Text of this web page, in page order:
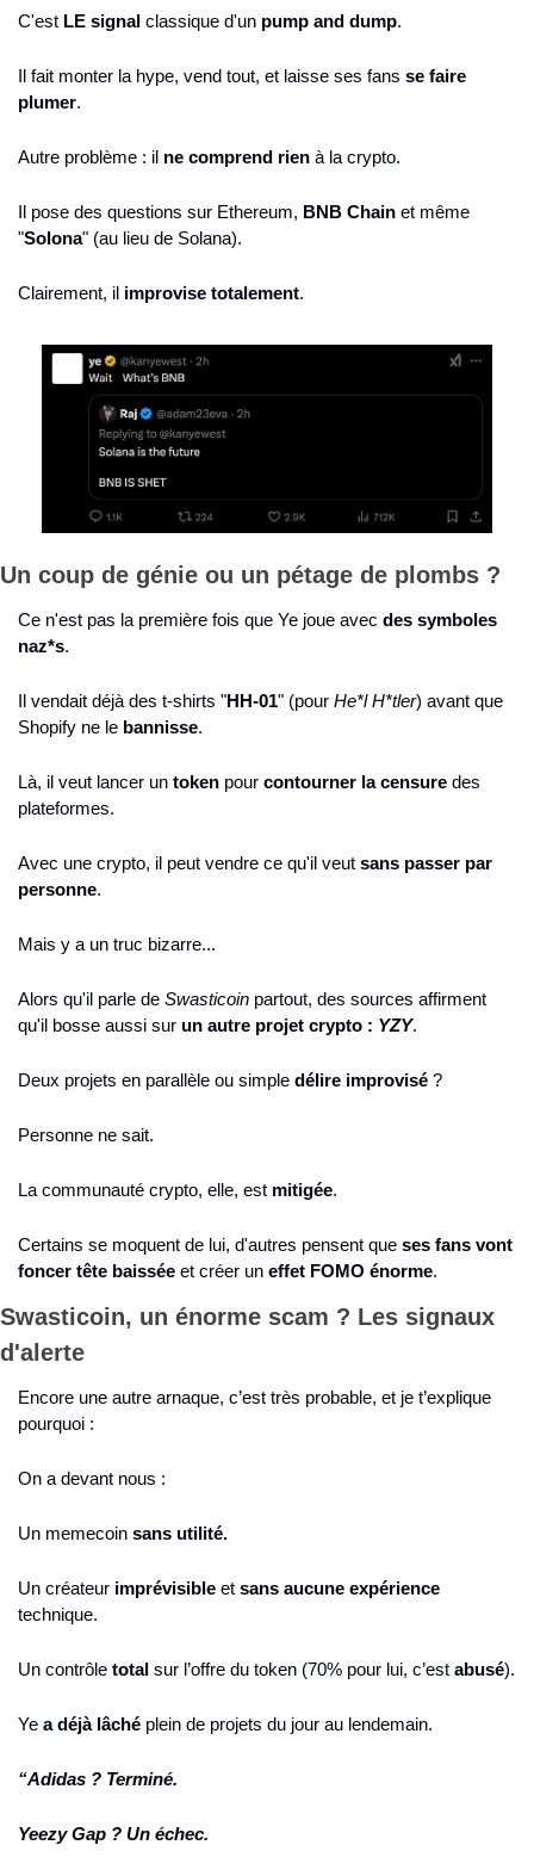
C'est LE signal classique d'un pump and dump.
Il fait monter la hype, vend tout, et laisse ses fans se faire
plumer.
Autre problème : il ne comprend rien à la crypto.
Il pose des questions sur Ethereum, BNB Chain et même
"Solona" (au lieu de Solana).
Clairement, il improvise totalement.
Un coup de génie ou un pétage de plombs ?
Ce n'est pas la première fois que Ye joue avec des symboles
naz*s.
Il vendait déjà des t-shirts "HH-01" (pour He*l H*tler) avant que
Shopify ne le bannisse.
Là, il veut lancer un token pour contourner la censure des
plateformes.
Avec une crypto, il peut vendre ce qu'il veut sans passer par
personne.
Mais y a un truc bizarre...
Alors qu'il parle de Swasticoin partout, des sources affirment
qu'il bosse aussi sur un autre projet crypto : YZY.
Deux projets en parallèle ou simple délire improvisé ?
Personne ne sait.
La communauté crypto, elle, est mitigée.
Certains se moquent de lui, d'autres pensent que ses fans vont
foncer tête baissée et créer un effet FOMO énorme.
Swasticoin, un énorme scam ? Les signaux
d'alerte
Encore une autre arnaque, c’est très probable, et je t’explique
pourquoi :
On a devant nous :
Un memecoin sans utilité.
Un créateur imprévisible et sans aucune expérience
technique.
Un contrôle total sur l’offre du token (70% pour lui, c’est abusé).
Ye a déjà lâché plein de projets du jour au lendemain.
“Adidas ? Terminé.
Yeezy Gap ? Un échec.